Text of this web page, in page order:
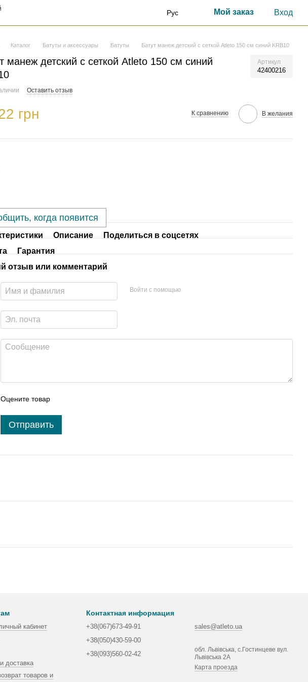
Рус Мой заказ Вход
Каталог Батуты и аксессуары Батуты Батут манеж детский с сеткой Atleto 150 см синий KRB10
манеж детский с сеткой Atleto 150 см синий
Артикул
42400216
Оставить отзыв
грн К сравнению В желания
когда появится
Описание
Поделиться в соцсетях
Гарантия
отзыв или комментарий
Войти с помощью
Оцените товар
Отправить
кабинет
доставка
товаров и
Контактная информация
+38(067)673-49-91
+38(050)430-59-00
+38(093)560-02-42
sales@atleto.ua
обл. Львівська, с.Гостинцеве вул.
Львівська 2А
Карта проезда